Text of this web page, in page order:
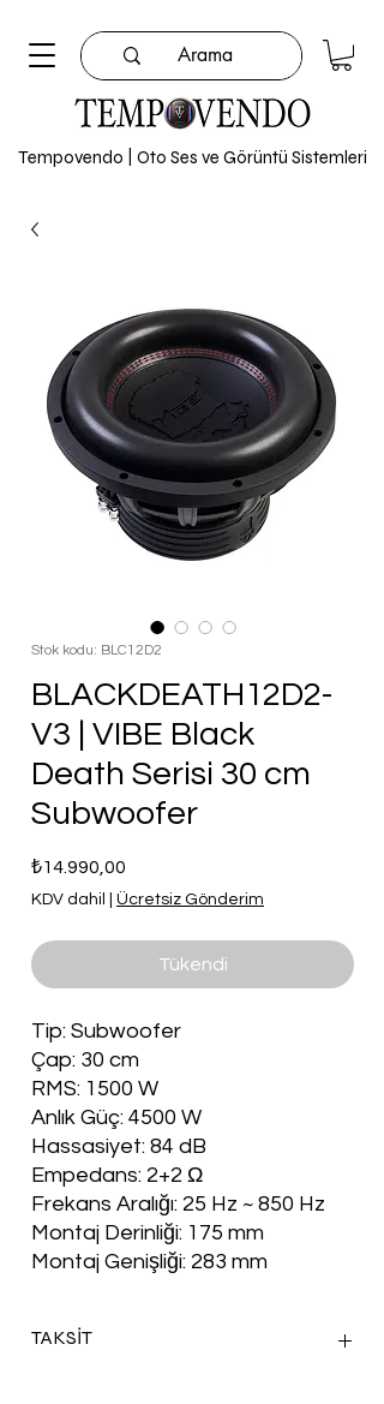
Tempovendo | Oto Ses ve Görüntü Sistemleri
Stok kodu: BLC12D2
BLACKDEATH12D2-
V3 | VIBE Black
Death Serisi 30 cm
Subwoofer
₺14.990,00
KDV dahil Ücretsiz Gönderim
Tükendi
Tip: Subwoofer
Çap: 30 cm
RMS: 1500 W
Anlık Güç: 4500 W
Hassasiyet: 84 dB
Empedans: 2+2 Ω
Frekans Aralığı: 25 Hz ~ 850 Hz
Montaj Derinliği: 175 mm
Montaj Genişliği: 283 mm
TAKSİT